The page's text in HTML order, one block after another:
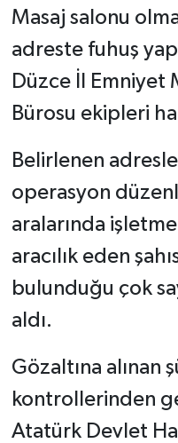
Masaj salonu
adreste fuhuş
Düzce İl Emniyet
Bürosu ekipleri
Belirlenen
operasyon
aralarında
aracılık eden
bulunduğu çok
aldı.
Gözaltına alınan
kontrollerinden
Atatürk Devlet